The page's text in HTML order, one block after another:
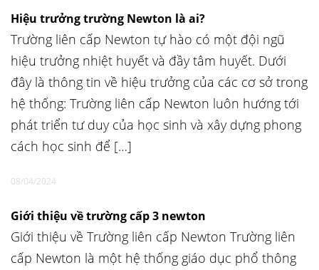
Hiệu trưởng trường Newton là ai?
Trường liên cấp Newton tự hào có một đội ngũ
hiệu trưởng nhiệt huyết và đầy tâm huyết. Dưới
đây là thông tin về hiệu trưởng của các cơ sở trong
hệ thống: Trường liên cấp Newton luôn hướng tới
phát triển tư duy của học sinh và xây dựng phong
cách học sinh để […]
08/04/2024
Giới thiệu về trường cấp 3 newton
Giới thiệu về Trường liên cấp Newton Trường liên
cấp Newton là một hệ thống giáo dục phổ thông